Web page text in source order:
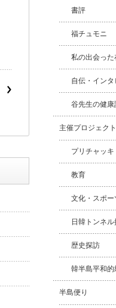
書評
福チュモニ
私の出会った
自伝・イン
谷先生の健康
主催プロジェクト
プリチャッキ
教育
文化・スポー
日韓トンネ
歴史探訪
韓半島平和
半島便り